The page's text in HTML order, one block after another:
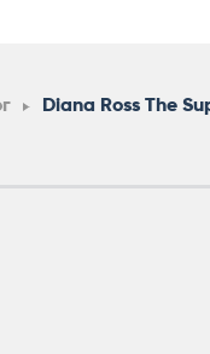
Diana Ross The